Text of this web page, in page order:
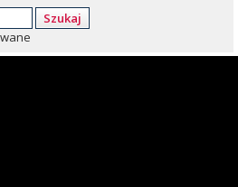
Szukaj